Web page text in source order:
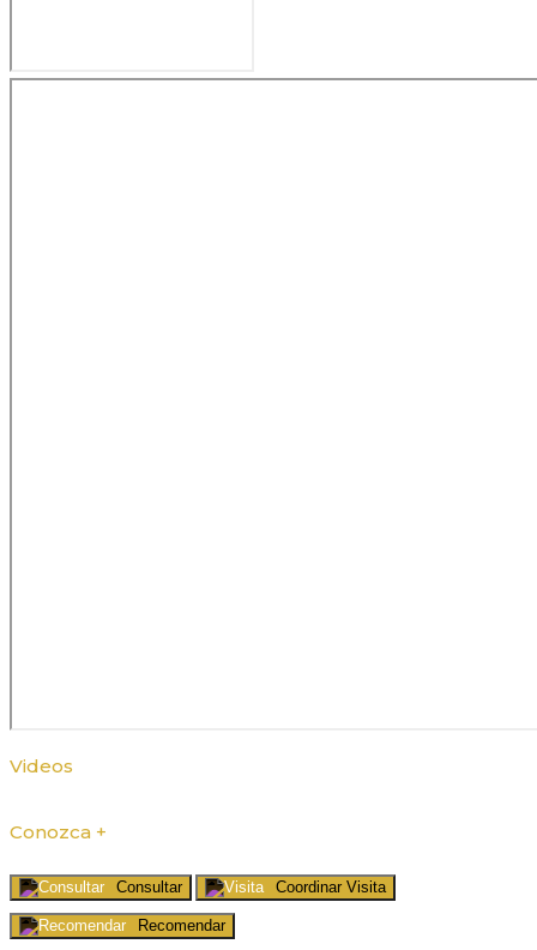
Videos
Conozca +
Consultar Coordinar Visita
Recomendar